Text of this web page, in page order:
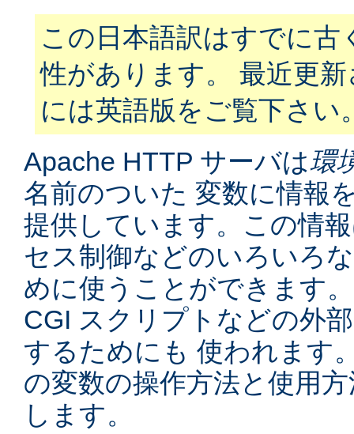
この日本語訳はすでに古
性があります。 最近更
には英語版をご覧下さい
Apache HTTP サーバは環
名前のついた 変数に情報
提供しています。この情
セス制御などのいろいろ
めに使うことができます
CGI スクリプトなどの外
するためにも 使われます
の変数の操作方法と使用
します。